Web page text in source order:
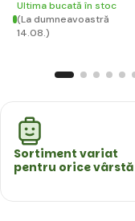
Ultima bucată în stoc
(La dumneavoastră
14.08.)
Sortiment variat
pentru orice vârstă